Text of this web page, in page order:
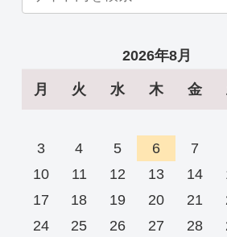
2026年8月
月 火 水 木 金
3
4 5 6 7
10
11 12 13 14
17
18 19 20 21
24
25 26 27 28